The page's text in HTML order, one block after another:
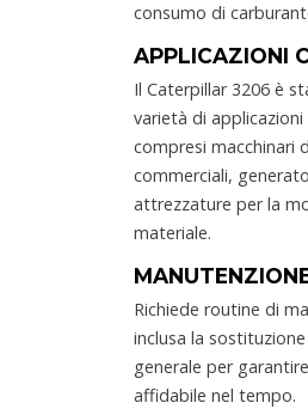
consumo di
APPLICAZIONI
Il Caterpillar 3206 è
varietà di
compresi macchinari
commerciali,
attrezzature per la
materiale.
Richiede routine di
inclusa la
generale per
affidabile nel tempo.